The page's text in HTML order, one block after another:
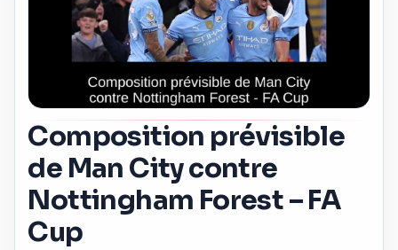
Composition prévisible
de Man City contre
Nottingham Forest – FA
Cup